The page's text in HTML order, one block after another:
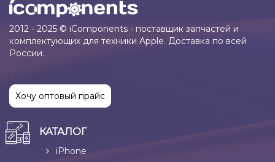
2012 - 2025 © iComponents - поставщик запчастей и
комплектующих для техники Apple. Доставка по всей
России.
Хочу оптовый прайс
КАТАЛОГ
iPhone